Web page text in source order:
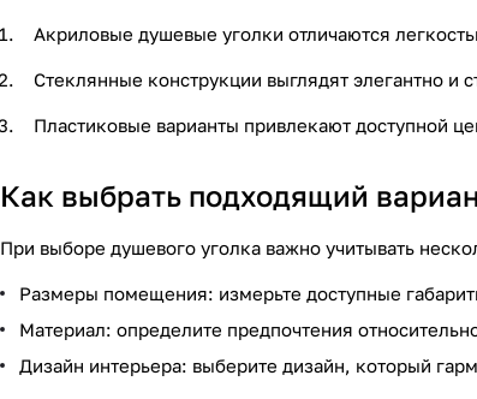
Акриловые душевые уголки отличаются
Стеклянные конструкции выглядят элегантно и
Пластиковые варианты привлекают доступной
Как выбрать подходящий
При выборе душевого уголка важно учитывать
Размеры помещения: измерьте доступные
Материал: определите предпочтения
Дизайн интерьера: выберите дизайн, который